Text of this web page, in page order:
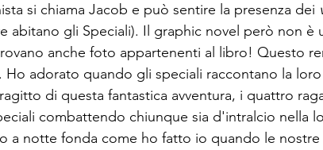
si chiama Jacob e può sentire la presenza dei
abitano gli Speciali). Il graphic novel però non è
anche foto appartenenti al libro! Questo
Ho adorato quando gli speciali raccontano la
di questa fantastica avventura, i quattro
combattendo chiunque sia d'intralcio nella
a notte fonda come ho fatto io quando le